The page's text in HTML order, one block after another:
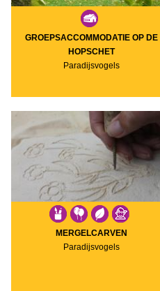
GROEPSACCOMMODATIE OP DE
HOPSCHET
Paradijsvogels
MERGELCARVEN
Paradijsvogels